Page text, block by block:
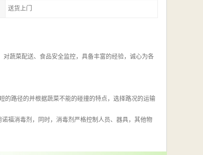
送货上门
蔬菜配送、食品安全监控，具备丰富的经验，诚心为各
的路径的并根据蔬菜不能的碰撞的特点，选择路况的运输
福消毒剂，同时，消毒剂严格控制人员、器具，其他物